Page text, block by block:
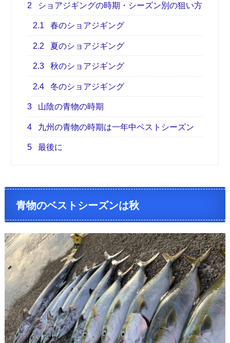
2 ショアジギングの時期・シーズン別の狙い方
2.1 春のショアジギング
2.2 夏のショアジギング
2.3 秋のショアジギング
2.4 冬のショアジギング
3 山陰の青物の時期
4 九州の青物の時期は一年中ベストシーズン
5 最後に
青物のベストシーズンは秋